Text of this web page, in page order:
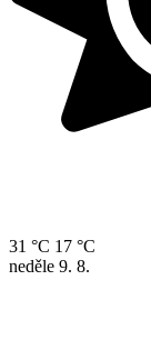
31 °C 17 °C
neděle 9. 8.